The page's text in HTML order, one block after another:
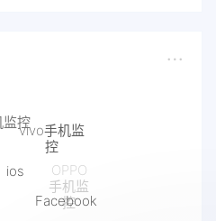
vivo手机监
控
OPPO
手机监
控
Facebook